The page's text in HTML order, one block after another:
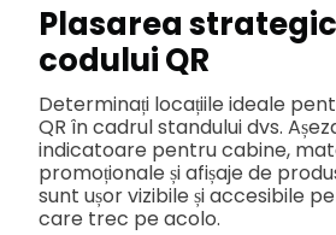
Plasarea
codului QR
Determinați locațiile ideale
QR în cadrul standului dvs.
indicatoare pentru cabine,
promoționale și afișaje de
sunt ușor vizibile și accesibile
care trec pe acolo.